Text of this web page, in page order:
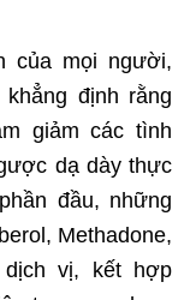
của mọi người,
định rằng
giảm các tình
dạ dày thực
đầu, những
Methadone,
dịch vị, kết hợp